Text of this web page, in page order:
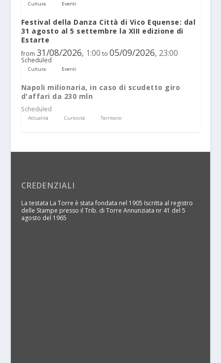
Cultura Eventi
Festival della Danza Città di Vico Equense: dal
31 agosto al 5 settembre la XIII edizione di
Estarte
from 31/08/2026, 1:00 to 05/09/2026, 23:00
Scheduled
Cultura Eventi
Napoli milionaria, in caso di scudetto giro
d'affari da 230 mln
Scheduled
Attualità Curiosità Territorio
CREDENZIALI
La testata La Torre è stata fondata nel 1905 Iscritta al registro
delle Stampe presso il Trib. di Torre Annunziata nr 41 del 5
agosto del 1965